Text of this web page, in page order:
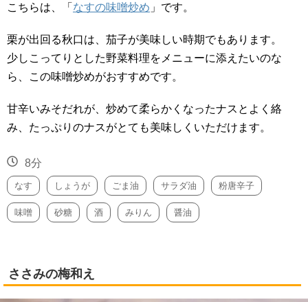
こちらは、「 なすの味噌炒め 」です。
栗が出回る秋口は、茄子が美味しい時期でもあります。
少しこってりとした野菜料理をメニューに添えたいのな
ら、この味噌炒めがおすすめです。
甘辛いみそだれが、炒めて柔らかくなったナスとよく絡
み、たっぷりのナスがとても美味しくいただけます。
8分
なす しょうが ごま油 サラダ油 粉唐辛子
味噌 砂糖 酒 みりん 醤油
ささみの梅和え